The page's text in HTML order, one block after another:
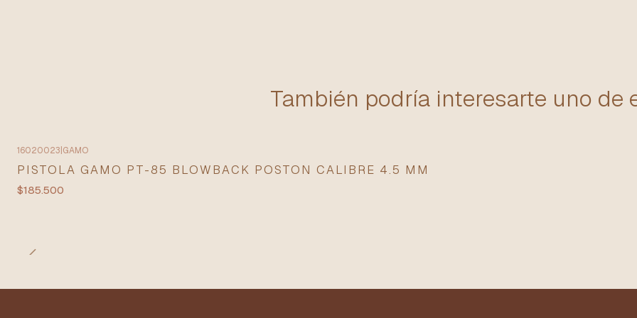
También podría interesarte uno de
16020023 GAMO
PISTOLA GAMO PT-85 BLOWBACK POSTON CALIBRE 4.5 MM
$185.500